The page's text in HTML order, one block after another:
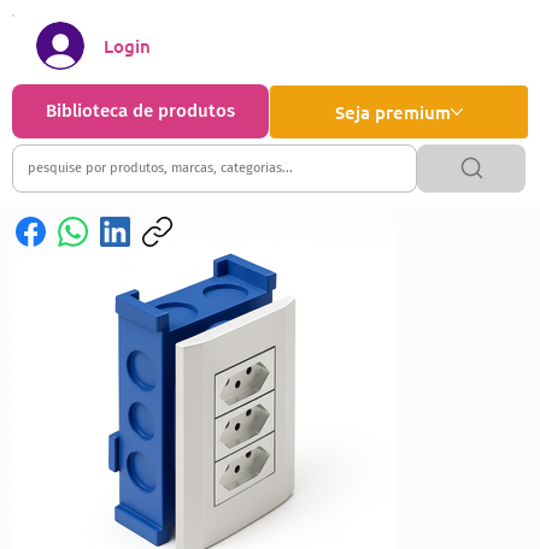
Seja premium
Biblioteca de produtos
Login